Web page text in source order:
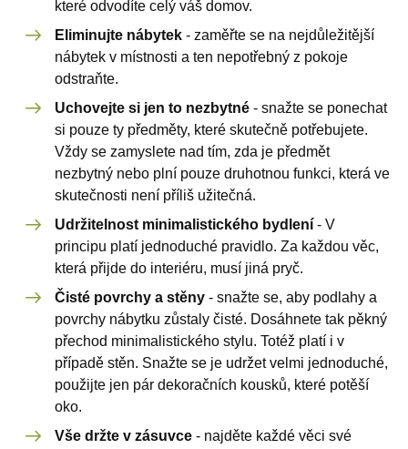
které odvodíte celý váš domov.
Eliminujte nábytek - zaměřte se na nejdůležitější
nábytek v místnosti a ten nepotřebný z pokoje
odstraňte.
Uchovejte si jen to nezbytné - snažte se ponechat
si pouze ty předměty, které skutečně potřebujete.
Vždy se zamyslete nad tím, zda je předmět
nezbytný nebo plní pouze druhotnou funkci, která ve
skutečnosti není příliš užitečná.
Udržitelnost minimalistického bydlení - V
principu platí jednoduché pravidlo. Za každou věc,
která přijde do interiéru, musí jiná pryč.
Čisté povrchy a stěny - snažte se, aby podlahy a
povrchy nábytku zůstaly čisté. Dosáhnete tak pěkný
přechod minimalistického stylu. Totéž platí i v
případě stěn. Snažte se je udržet velmi jednoduché,
použijte jen pár dekoračních kousků, které potěší
oko.
Vše držte v zásuvce - najděte každé věci své